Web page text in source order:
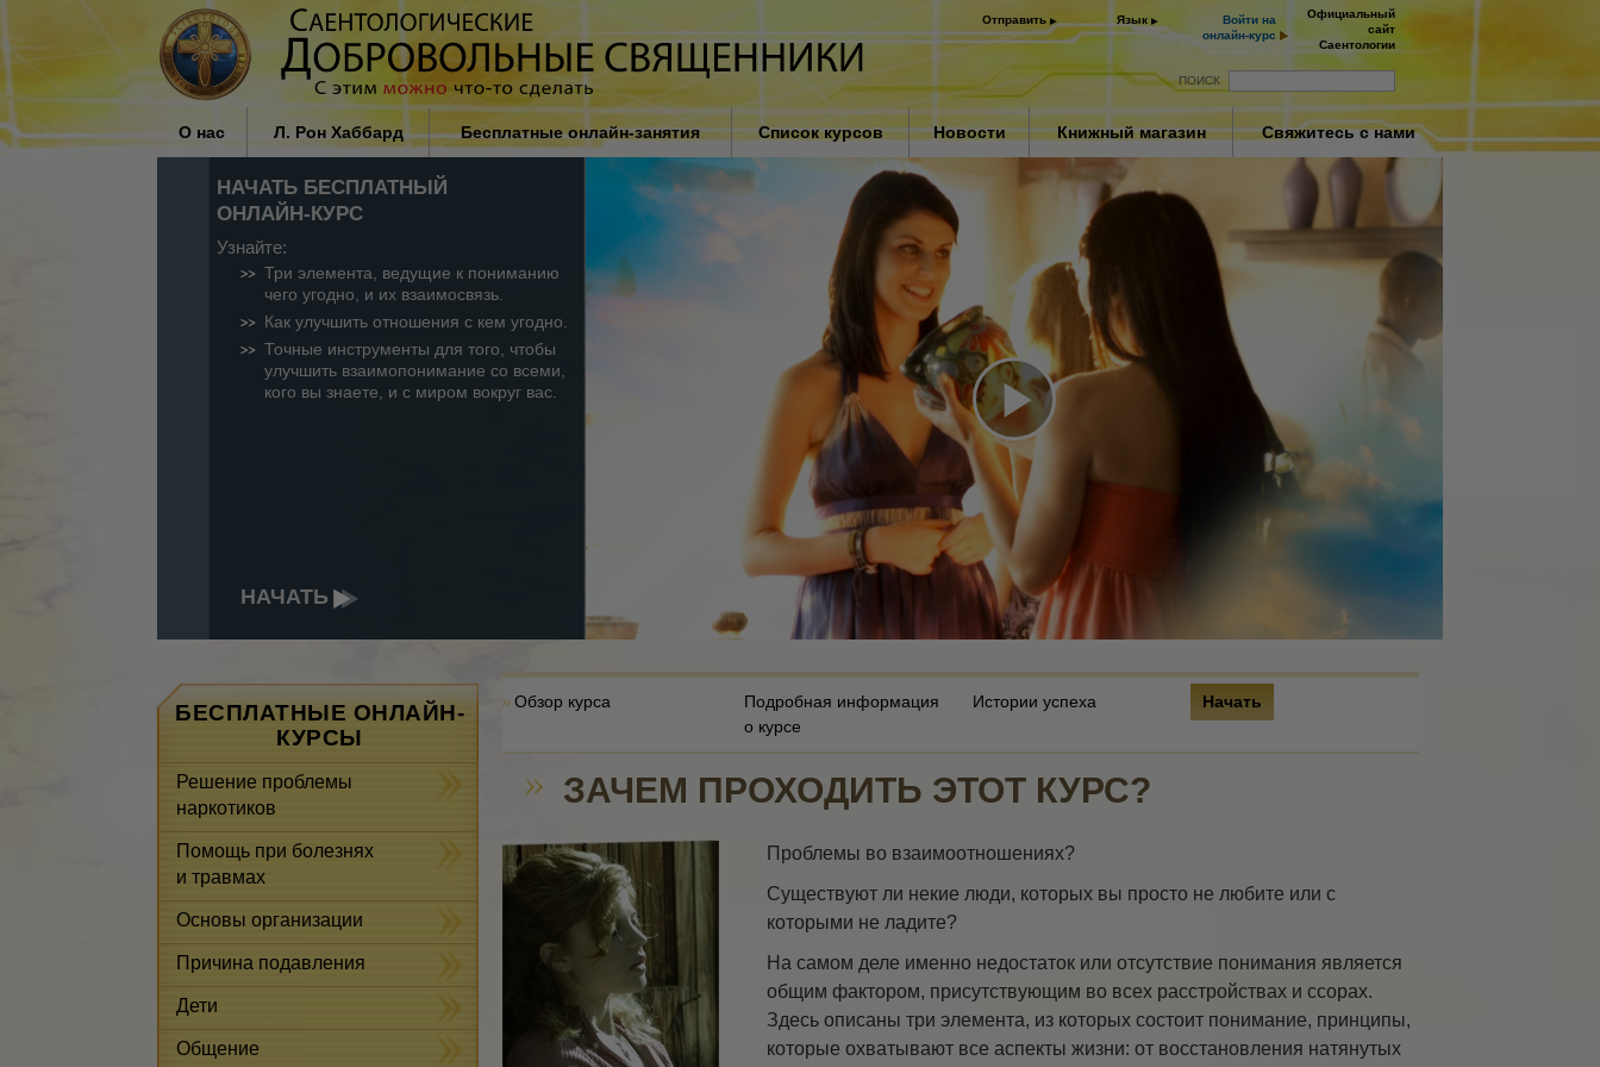
Отправить Язык
Войти на
онлайн‑курс
Официальный
сайт
Саентологии
ПОИСК
О нас
Кто такие добровольные
священники?
Почему мы помогаем
Л. Рон Хаббард
Влияние религии в обществе
Л. Рон Хаббард
Бесплатные онлайн-занятия Список курсов
Решение проблемы
наркотиков
Помощь при болезнях
и травмах
Основы организации
Причина подавления
Как эффективно общаться
Компоненты понимания
Динамики существования
Шкала эмоциональных тонов
Этика и состояния
Основы связей
Как разрешать конфликты
Расследования
Супружество
Как противостоять опасному
окружению
Задачи и цели
Новости Книжный магазин Свяжитесь с нами
Play
Video
НАЧАТЬ БЕСПЛАТНЫЙ
ОНЛАЙН-КУРС
Узнайте:
Три элемента, ведущие к пониманию
чего угодно, и их взаимосвязь.
Как улучшить отношения с кем угодно.
Точные инструменты для того, чтобы
улучшить взаимопонимание со всеми,
кого вы знаете, и с миром вокруг вас.
НАЧАТЬ
Обзор курса
Подробная информация
о курсе
Истории успеха Начать
ЗАЧЕМ ПРОХОДИТЬ ЭТОТ КУРС?
Проблемы во взаимоотношениях?
Существуют ли некие люди, которых вы просто не любите или с
которыми не ладите?
На самом деле именно недостаток или отсутствие понимания является
общим фактором, присутствующим во всех расстройствах и ссорах.
Здесь описаны три элемента, из которых состоит понимание, принципы,
которые охватывают все аспекты жизни: от восстановления натянутых
БЕСПЛАТНЫЕ ОНЛАЙН-
КУРСЫ
Решение проблемы
наркотиков
Помощь при болезнях
и травмах
Основы организации
Причина подавления
Дети
Общение